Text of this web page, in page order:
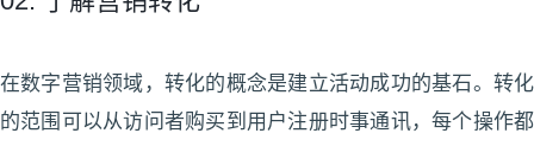
在数字营销领域，转化的概念是建立活动成功的基石。转化
的范围可以从访问者购买到用户注册时事通讯，每个操作都